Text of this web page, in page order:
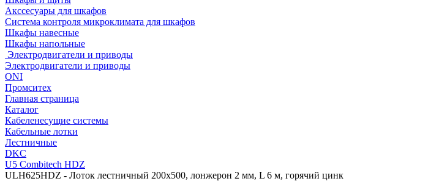
Акссесуары для шкафов
Система контроля микроклимата для шкафов
Шкафы навесные
Шкафы напольные
Электродвигатели и приводы
Электродвигатели и приводы
ONI
Промситех
Главная страница
Каталог
Кабеленесущие системы
Кабельные лотки
Лестничные
DKC
U5 Combitech HDZ
ULH625HDZ - Лоток лестничный 200x500, лонжерон 2 мм, L 6 м, горячий цинк